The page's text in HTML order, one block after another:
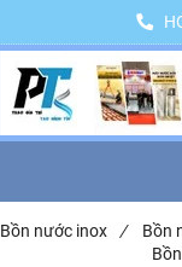
Bồn nước inox / Bồn